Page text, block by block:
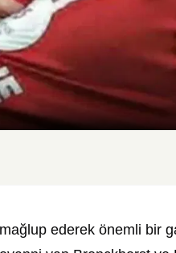
ederek önemli bir